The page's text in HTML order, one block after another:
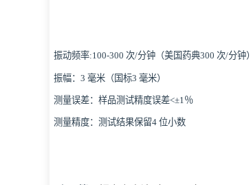
振动频率:100-300 次/分钟（美国药典300 次/分钟）
振幅：3 毫米（国标3 毫米）
测量误差：样品测试精度误差<±1％
测量精度：测试结果保留4 位小数